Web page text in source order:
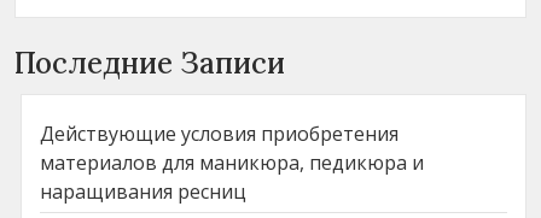
Последние Записи
Действующие условия приобретения
материалов для маникюра, педикюра и
наращивания ресниц